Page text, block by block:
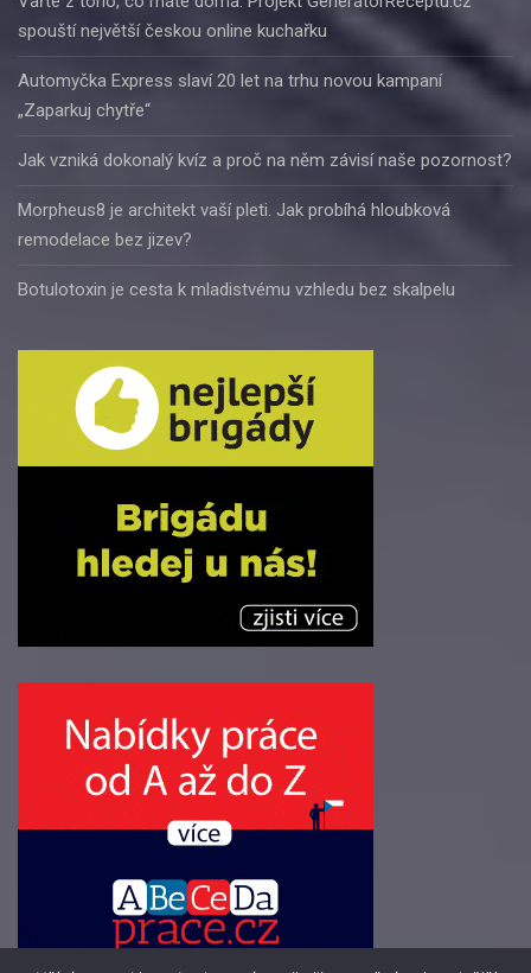
spouští největší českou online kuchařku
Automyčka Express slaví 20 let na trhu novou kampaní
„Zaparkuj chytře“
Jak vzniká dokonalý kvíz a proč na něm závisí naše pozornost?
Morpheus8 je architekt vaší pleti. Jak probíhá hloubková
remodelace bez jizev?
Botulotoxin je cesta k mladistvému vzhledu bez skalpelu